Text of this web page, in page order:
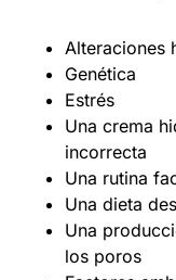
Alteraciones
Genética
Estrés
Una crema
incorrecta
Una rutina
Una dieta
Una
los poros